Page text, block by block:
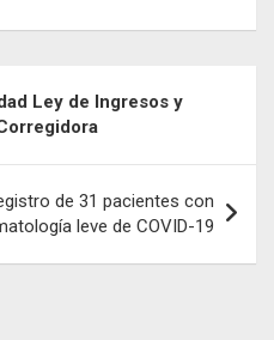
Ley de Ingresos y
de 31 pacientes con
leve de COVID-19